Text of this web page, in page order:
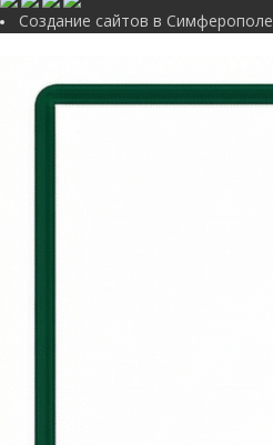
Создание сайтов в Симферополе